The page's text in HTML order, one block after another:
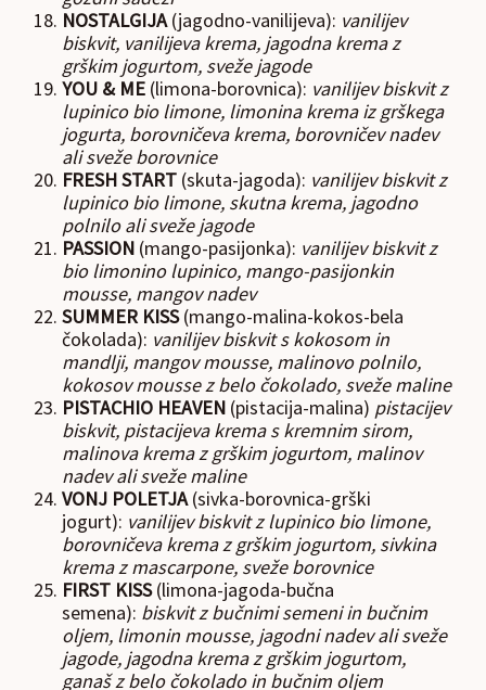
NOSTALGIJA(jagodno-vanilijeva): vanilijev
biskvit, vanilijeva krema, jagodna krema z
grškim jogurtom, sveže jagode
YOU & ME(limona-borovnica): vanilijev biskvit z
lupinico bio limone, limonina krema iz grškega
jogurta, borovničeva krema, borovničev nadev
ali sveže borovnice
FRESH START(skuta-jagoda): vanilijev biskvit z
lupinico bio limone, skutna krema, jagodno
polnilo ali sveže jagode
PASSION(mango-pasijonka): vanilijev biskvit z
bio limonino lupinico, mango-pasijonkin
mousse, mangov nadev
SUMMER KISS(mango-malina-kokos-bela
čokolada): vanilijev biskvit s kokosom in
mandlji, mangov mousse, malinovo polnilo,
kokosov mousse z belo čokolado, sveže maline
PISTACHIO HEAVEN (pistacija-malina) pistacijev
biskvit, pistacijeva krema s kremnim sirom,
malinova krema z grškim jogurtom, malinov
nadev ali sveže maline
VONJ POLETJA(sivka-borovnica-grški
jogurt): vanilijev biskvit z lupinico bio limone,
borovničeva krema z grškim jogurtom, sivkina
krema z mascarpone, sveže borovnice
FIRST KISS(limona-jagoda-bučna
semena): biskvit z bučnimi semeni in bučnim
oljem, limonin mousse, jagodni nadev ali sveže
jagode, jagodna krema z grškim jogurtom,
ganaš z belo čokolado in bučnim oljem